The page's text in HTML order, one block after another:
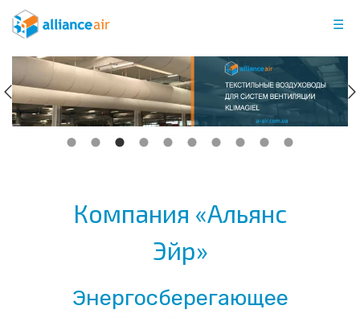
Skip
☰
Компания «Альянс
Эйр»
Энергосберегающее